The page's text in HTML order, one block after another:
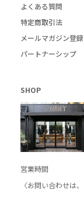
よくある質問
特定商取引法
メールマガジン登録
パートナーシップ
SHOP
営業時間
〈お問い合わせは、